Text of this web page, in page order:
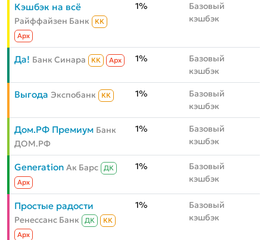
Кэшбэк на всё
Райффайзен Банк
КК
Aрх
1%
Базовый
кэшбэк
Да! Банк Синара КК Aрх 1%
Базовый
кэшбэк
Выгода Экспобанк КК 1%
Базовый
кэшбэк
Дом.РФ Премиум Банк
ДОМ.РФ
1%
Базовый
кэшбэк
Generation Ак Барс
ДК
Aрх
1%
Базовый
кэшбэк
Простые радости
Ренессанс Банк ДК
КК
Aрх
1%
Базовый
кэшбэк